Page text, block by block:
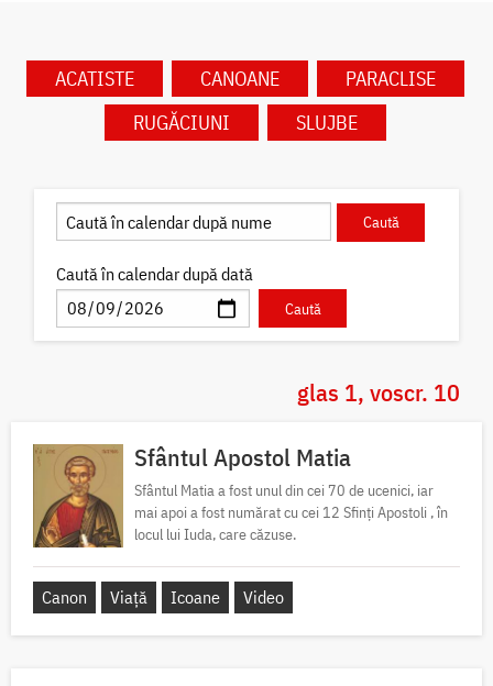
ACATISTE CANOANE
PARACLISE
RUGĂCIUNI
SLUJBE
Caută în calendar după dată
glas 1, voscr. 10
Sfântul Apostol Matia
Sfântul Matia a fost unul din cei 70 de ucenici, iar
mai apoi a fost numărat cu cei 12 Sfinți Apostoli , în
locul lui Iuda, care căzuse.
Canon Viață Icoane Video